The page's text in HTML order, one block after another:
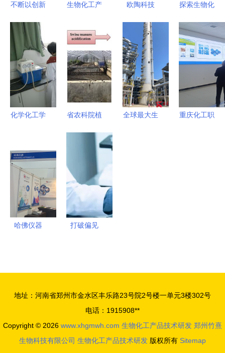
不断以创新
术难题 科
顺的发展之
道与生物化
工产品技术
研发
生物化工产
绿色未来的
创新引擎
欧陶科技
实力“解胶
专家”强势
登陆广州工
业展，领航
生物化工技
术研发新趋
探索生物化
研发的创新
路径
化学化工学
实验操作技
能大赛及生
物化工产品
技术研发研
讨会
省农科院植
料研究团队
研发出简单
有效的畜禽
粪便抗生素
降解方法
——为生物
全球最大生
重庆化工职
哈佛仪器
研发的前沿
打破偏见
地址：河南省郑州市金水区丰乐路23号院2号楼一单元3楼302号
电话：1915908**
Copyright © 2026 www.xhgmwh.com 生物化工产品技术研发 郑州竹熹
生物科技有限公司 生物化工产品技术研发 版权所有 Sitemap